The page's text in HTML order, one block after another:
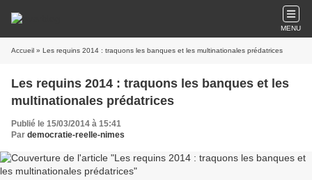
MENU
Accueil » Les requins 2014 : traquons les banques et les multinationales prédatrices
Les requins 2014 : traquons les banques et les
multinationales prédatrices
Publié le 15/03/2014 à 15:41
Par democratie-reelle-nimes